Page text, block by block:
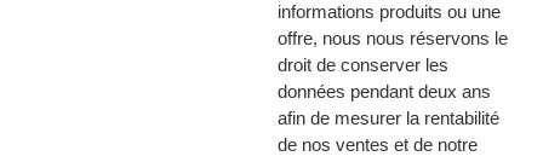
informations produits ou une
offre, nous nous réservons le
droit de conserver les
données pendant deux ans
afin de mesurer la rentabilité
de nos ventes et de notre